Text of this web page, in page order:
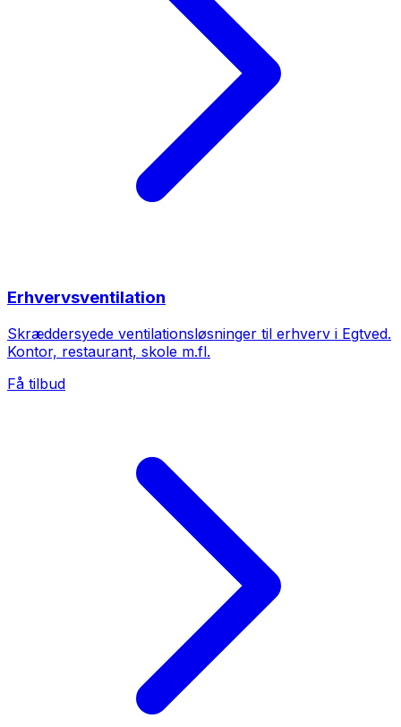
Erhvervsventilation
Skræddersyede ventilationsløsninger til erhverv i Egtved.
Kontor, restaurant, skole m.fl.
Få tilbud